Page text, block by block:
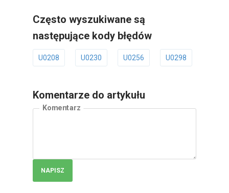
Często wyszukiwane są
następujące kody błędów
U0208 U0230 U0256 U0298
Komentarze do artykułu
Komentarz
NAPISZ